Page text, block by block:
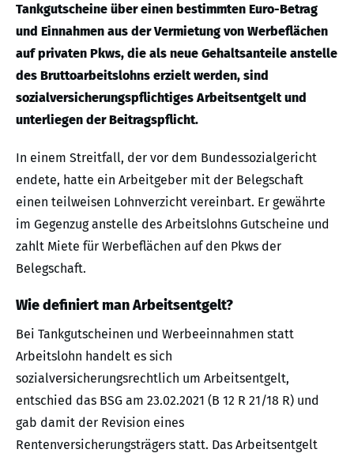
Tankgutscheine über einen bestimmten Euro-Betrag
und Einnahmen aus der Vermietung von Werbeflächen
auf privaten Pkws, die als neue Gehaltsanteile anstelle
des Bruttoarbeitslohns erzielt werden, sind
sozialversicherungspflichtiges Arbeitsentgelt und
unterliegen der Beitragspflicht.
In einem Streitfall, der vor dem Bundessozialgericht
endete, hatte ein Arbeitgeber mit der Belegschaft
einen teilweisen Lohnverzicht vereinbart. Er gewährte
im Gegenzug anstelle des Arbeitslohns Gutscheine und
zahlt Miete für Werbeflächen auf den Pkws der
Belegschaft.
Wie definiert man Arbeitsentgelt?
Bei Tankgutscheinen und Werbeeinnahmen statt
Arbeitslohn handelt es sich
sozialversicherungsrechtlich um Arbeitsentgelt,
entschied das BSG am 23.02.2021 (B 12 R 21/18 R) und
gab damit der Revision eines
Rentenversicherungsträgers statt. Das Arbeitsentgelt